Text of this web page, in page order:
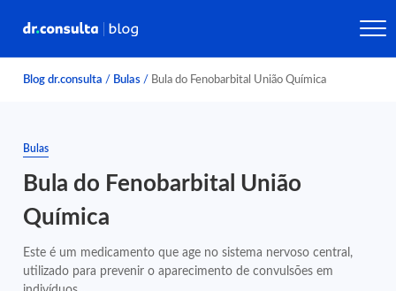
Blog dr.consulta / Bulas / Bula do Fenobarbital União Química
Bulas
Bula do Fenobarbital União
Química
Este é um medicamento que age no sistema nervoso central,
utilizado para prevenir o aparecimento de convulsões em